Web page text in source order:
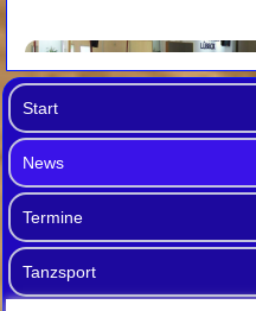
Start
News
Termine
Tanzsport